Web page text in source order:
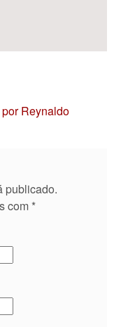
Reynaldo
publicado.
com *